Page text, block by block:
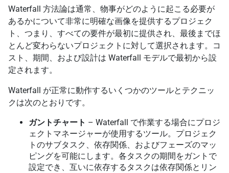
Waterfall 方法論は通常、物事がどのように起こる必要が
あるかについて非常に明確な画像を提供するプロジェク
ト、つまり、すべての要件が最初に提供され、最後までほ
とんど変わらないプロジェクトに対して選択されます。コ
スト、期間、および設計は Waterfall モデルで最初から設
定されます。
Waterfall が正常に動作するいくつかのツールとテクニッ
クは次のとおりです。
ガントチャート – Waterfall で作業する場合にプロジ
ェクトマネージャーが使用するツール。プロジェク
トのサブタスク、依存関係、およびフェーズのマッ
ピングを可能にします。各タスクの期間をガントで
設定でき、互いに依存するタスクは依存関係とリン